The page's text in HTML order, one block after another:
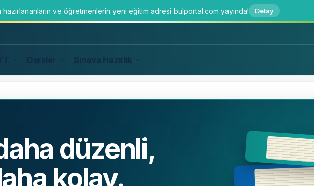
hazırlananların ve öğretmenlerin yeni eğitim adresi bulportal.com yayında! Detay
Sınava Hazırlık
düzenli,
kolay.